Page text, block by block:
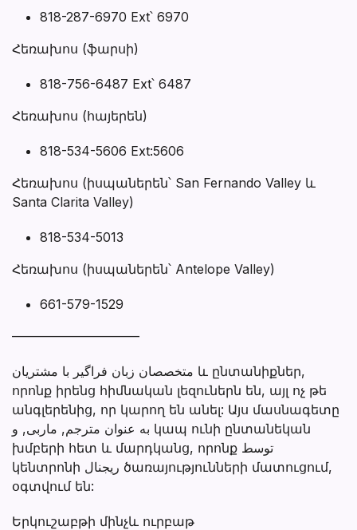
818-287-6970 Ext՝ 6970
Հեռախոս (ֆարսի)
818-756-6487 Ext՝ 6487
Հեռախոս (հայերեն)
818-534-5606 Ext:5606
Հեռախոս (իսպաներեն՝ San Fernando Valley և
Santa Clarita Valley)
818-534-5013
Հեռախոս (իսպաներեն՝ Antelope Valley)
661-579-1529
——————————
متخصصان زبان فراگیر با مشتریان և ընտանիքներ,
որոնք իրենց հիմնական լեզուներն են, այլ ոչ թե
անգլերենից, որ կարող են անել: Այս մասնագետը
به عنوان مترجم, ماربی, و կապ ունի ընտանեկան
խմբերի հետ և մարդկանց, որոնք توسط
կենտրոնի ريجنال ծառայությունների մատուցում,
օգտվում են:
Երկուշաբթի մինչև ուրբաթ